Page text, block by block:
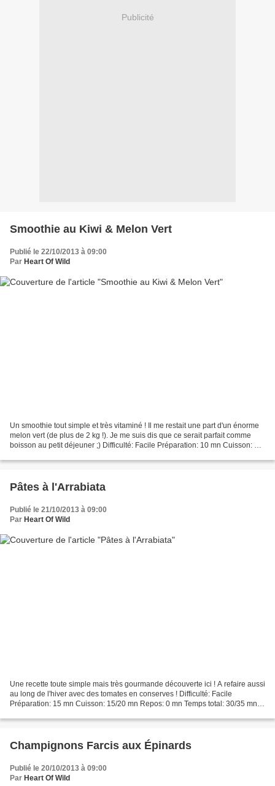
Publicité
Smoothie au Kiwi & Melon Vert
Publié le 22/10/2013 à 09:00
Par Heart Of Wild
Un smoothie tout simple et très vitaminé ! Il me restait une part d'un énorme
melon vert (de plus de 2 kg !). Je me suis dis que ce serait parfait comme
boisson au petit déjeuner ;) Difficulté: Facile Préparation: 10 mn Cuisson: 0
Pâtes à l'Arrabiata
Publié le 21/10/2013 à 09:00
Par Heart Of Wild
Une recette toute simple mais très gourmande découverte ici ! A refaire aussi
au long de l'hiver avec des tomates en conserves ! Difficulté: Facile
Préparation: 15 mn Cuisson: 15/20 mn Repos: 0 mn Temps total: 30/35 mn
Champignons Farcis aux Épinards
Publié le 20/10/2013 à 09:00
Par Heart Of Wild